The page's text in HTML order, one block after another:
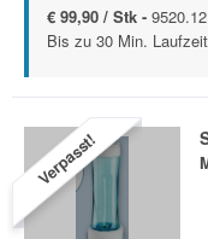
€ 99,90 / Stk -
Bis zu 30 Min.
Verpasst!